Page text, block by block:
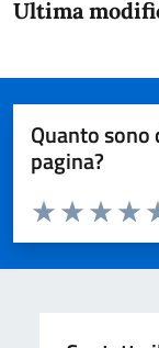
Ultima
Quanto
pagina?
Domanda
Valuta da 1 a 5
Valuta 3
Valuta 2
Valuta 1 stelle